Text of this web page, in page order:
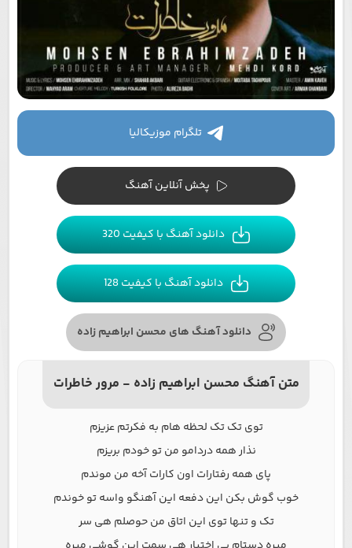
تلگرام موزیکالیا
پخش آنلاین آهنگ
دانلود آهنگ با کیفیت 320
دانلود آهنگ با کیفیت 128
دانلود آهنگ های محسن ابراهیم زاده
متن آهنگ محسن ابراهیم زاده - مرور خاطرات
توی تک تک لحظه هام به فکرتم عزیزم
نذار همه دردامو من تو خودم بریزم
پای همه رفتارات اون کارات آخه من موندم
خوب گوش بکن این دفعه این آهنگو واسه تو خوندم
تک و تنها توی این اتاق من حوصلم هی سر